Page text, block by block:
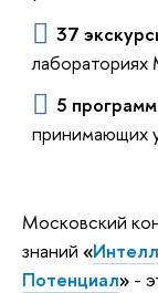
37
5
принимающих
Московский
знаний «
Потенциал» -